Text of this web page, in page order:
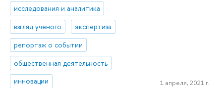
исследования и аналитика
взгляд ученого
экспертиза
репортаж о событии
общественная деятельность
инновации
1 апреля, 2021 г.